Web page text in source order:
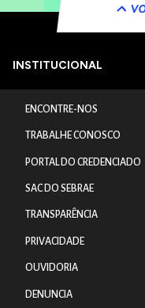
INSTITUCIONAL
ENCONTRE-NOS
TRABALHE CONOSCO
PORTAL DO CREDENCIADO
SAC DO SEBRAE
TRANSPARÊNCIA
PRIVACIDADE
OUVIDORIA
DENUNCIA